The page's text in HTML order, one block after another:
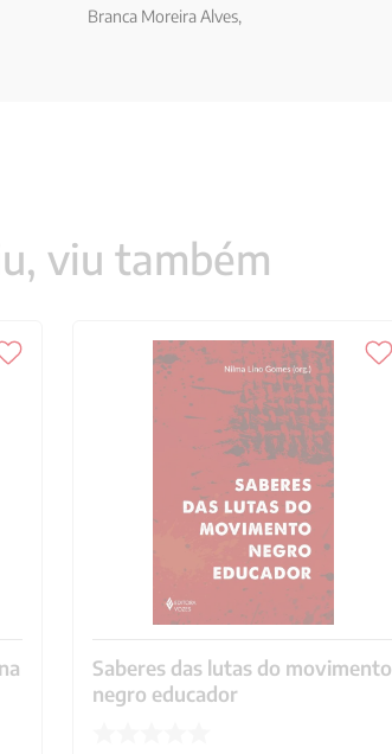
Branca Moreira Alves,
viu também
Saberes das lutas do movimento
negro educador